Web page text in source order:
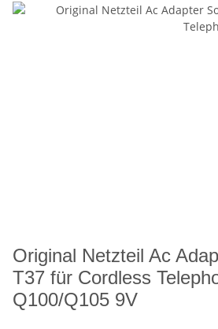
Original Netzteil Ac
T37 für Cordless
Q100/Q105 9V